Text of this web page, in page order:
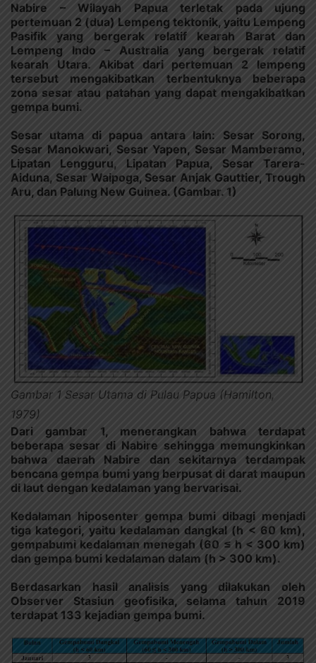
Nabire – Wilayah Papua terletak pada ujung
pertemuan 2 (dua) Lempeng tektonik, yaitu Lempeng
Pasifik yang bergerak relatif kearah Barat dan
Lempeng Indo – Australia yang bergerak relatif
kearah Utara. Akibat dari pertemuan 2 lempeng
tersebut mengakibatkan terbentuknya beberapa
zona sesar atau patahan yang dapat mengakibatkan
gempa bumi.
Sesar utama di papua antara lain: Sesar Sorong,
Sesar Manokwari, Sesar Yapen, Sesar Mamberamo,
Lipatan Lengguru, Lipatan Papua, Sesar Tarera-
Aiduna, Sesar Waipoga, Sesar Anjak Gauttier, Trough
Aru, dan Palung New Guinea. (Gambar. 1)
Gambar 1 Sesar Utama di Pulau Papua (Hamilton,
1979)
Dari gambar 1, menerangkan bahwa terdapat
beberapa sesar di Nabire sehingga memungkinkan
bahwa daerah Nabire dan sekitarnya terdampak
bencana gempa bumi yang berpusat di darat maupun
di laut dengan kedalaman yang bervarisai.
Kedalaman hiposenter gempa bumi dibagi menjadi
tiga kategori, yaitu kedalaman dangkal (h < 60 km),
gempabumi kedalaman menegah (60 ≤ h < 300 km)
dan gempa bumi kedalaman dalam (h > 300 km).
Berdasarkan hasil analisis yang dilakukan oleh
Observer Stasiun geofisika, selama tahun 2019
terdapat 133 kejadian gempa bumi.